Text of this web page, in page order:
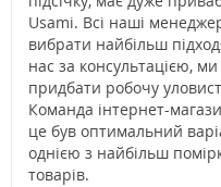
Usami. Всі наші
вибрати найбільш
нас за консультацією,
придбати робочу
Команда інтернет-
це був оптимальний
однією з найбільш
товарів.